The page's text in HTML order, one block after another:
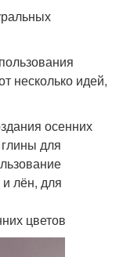
несколько идей,
осенних
для
и лён, для
цветов